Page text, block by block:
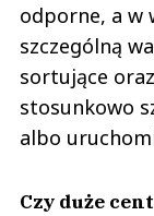
odporne, a w
szczególną
sortujące
stosunkowo
albo
Czy duże